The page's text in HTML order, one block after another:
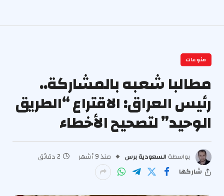
منوعات
مطالبا شعبه بالمشاركة..
رئيس العراق: الاقتراع “الطريق
الوحيد” لتصحيح الأخطاء
بواسطة السعودية برس منذ 9 أشهر
2 دقائق
شاركها